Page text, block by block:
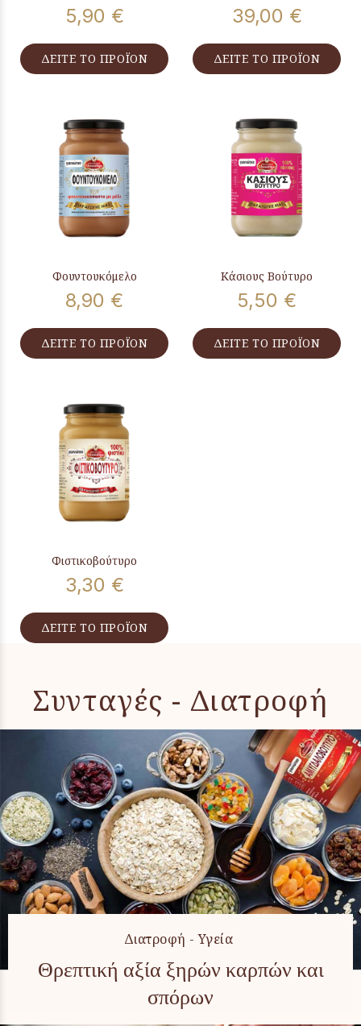
5,90 €
ΔΕΙΤΕ ΤΟ ΠΡΟΪΟΝ
39,00 €
ΔΕΙΤΕ ΤΟ ΠΡΟΪΟΝ
Φουντουκόμελο
8,90 €
ΔΕΙΤΕ ΤΟ ΠΡΟΪΟΝ
Κάσιους Βούτυρο
5,50 €
ΔΕΙΤΕ ΤΟ ΠΡΟΪΟΝ
Φιστικοβούτυρο
3,30 €
ΔΕΙΤΕ ΤΟ ΠΡΟΪΟΝ
Συνταγές - Διατροφή
Διατροφή - Υγεία
Θρεπτική αξία ξηρών καρπών και
σπόρων